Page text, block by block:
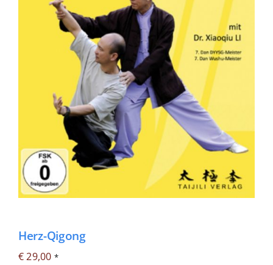
Herz-Qigong
€29,00 *